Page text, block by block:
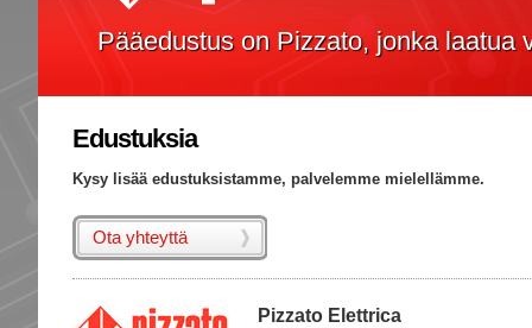
Pääedustus on Pizzato, jonka laatua
Edustuksia
Kysy lisää edustuksistamme, palvelemme mielellämme.
Ota yhteyttä
Pizzato Elettrica